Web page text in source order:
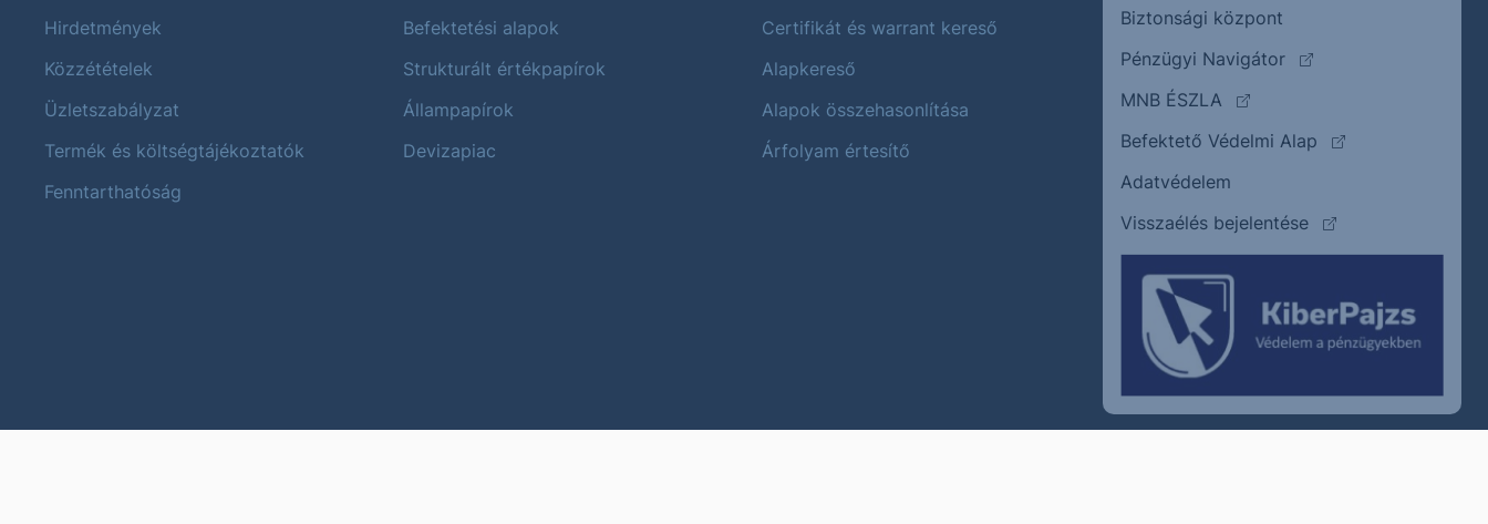
Hirdetmények
Közzétételek
Üzletszabályzat
Termék és költségtájékoztatók
Fenntarthatóság
Befektetési alapok
Strukturált értékpapírok
Állampapírok
Devizapiac
Certifikát és warrant kereső
Alapkereső
Alapok összehasonlítása
Árfolyam értesítő
Biztonsági központ
Pénzügyi Navigátor
(külső oldalra ugrik)
MNB ÉSZLA
(külső oldalra ugrik)
Befektető Védelmi Alap
(külső oldalra
Adatvédelem
Visszaélés bejelentése
(külső oldalra ugrik)